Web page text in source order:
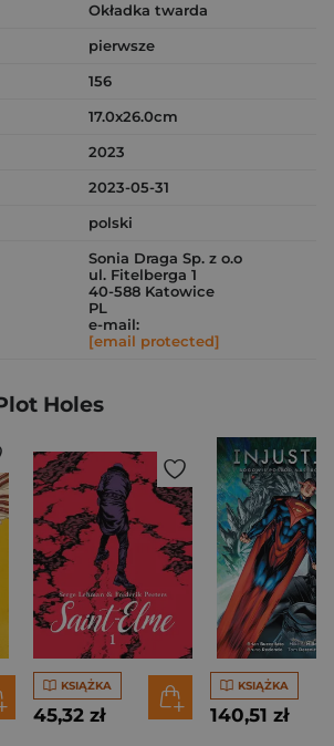
Okładka twarda
pierwsze
156
17.0x26.0cm
2023
2023-05-31
polski
Sonia Draga Sp. z o.o
ul. Fitelberga 1
40-588 Katowice
PL
e-mail:
[email protected]
Holes
KSIĄŻKA
45,32 zł
KSIĄŻKA
140,51 zł